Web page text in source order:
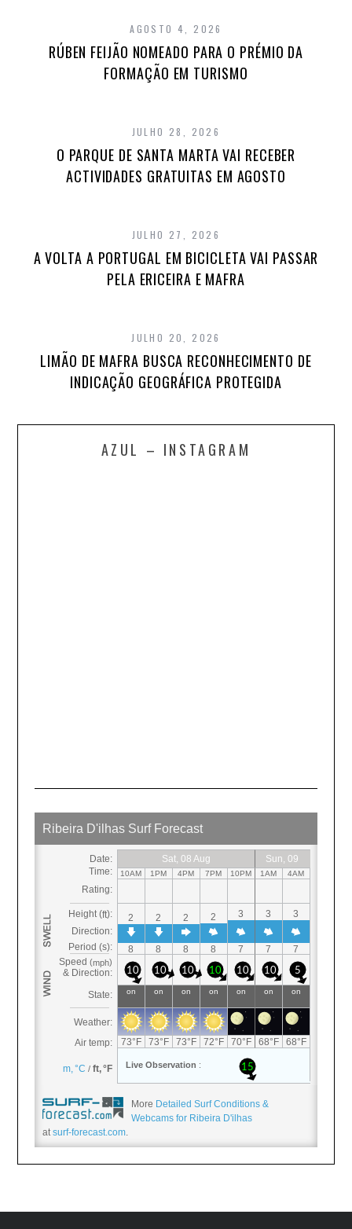
AGOSTO 4, 2026
RÚBEN FEIJÃO NOMEADO PARA O PRÉMIO DA
FORMAÇÃO EM TURISMO
JULHO 28, 2026
O PARQUE DE SANTA MARTA VAI RECEBER
ACTIVIDADES GRATUITAS EM AGOSTO
JULHO 27, 2026
A VOLTA A PORTUGAL EM BICICLETA VAI PASSAR
PELA ERICEIRA E MAFRA
JULHO 20, 2026
LIMÃO DE MAFRA BUSCA RECONHECIMENTO DE
INDICAÇÃO GEOGRÁFICA PROTEGIDA
AZUL – INSTAGRAM
More Detailed Surf Conditions &
Webcams for Ribeira D'ilhas
atsurf-forecast.com.